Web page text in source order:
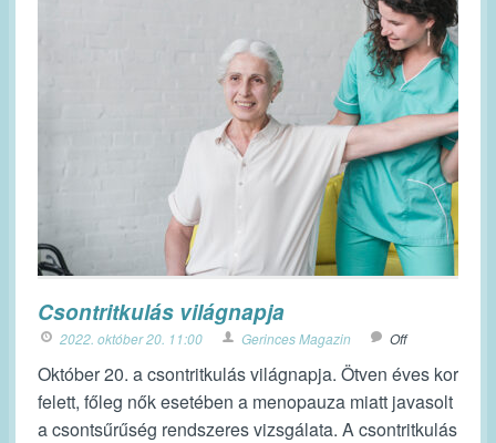
Csontritkulás világnapja
2022. október 20. 11:00 Gerinces Magazin Off
Október 20. a csontritkulás világnapja. Ötven éves kor
felett, főleg nők esetében a menopauza miatt javasolt
a csontsűrűség rendszeres vizsgálata. A csontritkulás